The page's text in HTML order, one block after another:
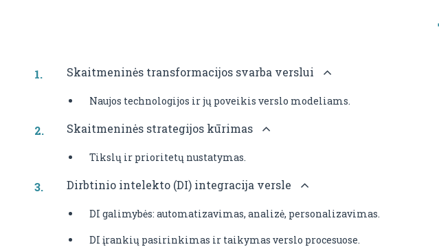
Skaitmeninės transformacijos svarba verslui
Naujos technologijos ir jų poveikis verslo modeliams.
Skaitmeninės strategijos kūrimas
Tikslų ir prioritetų nustatymas.
Dirbtinio intelekto (DI) integracija versle
DI galimybės: automatizavimas, analizė, personalizavimas.
DI įrankių pasirinkimas ir taikymas verslo procesuose.